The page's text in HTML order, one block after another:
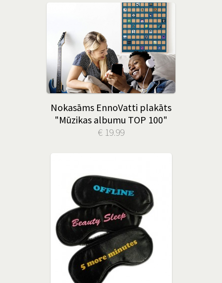
Nokasāms EnnoVatti plakāts
"Mūzikas albumu TOP 100"
€ 19.99